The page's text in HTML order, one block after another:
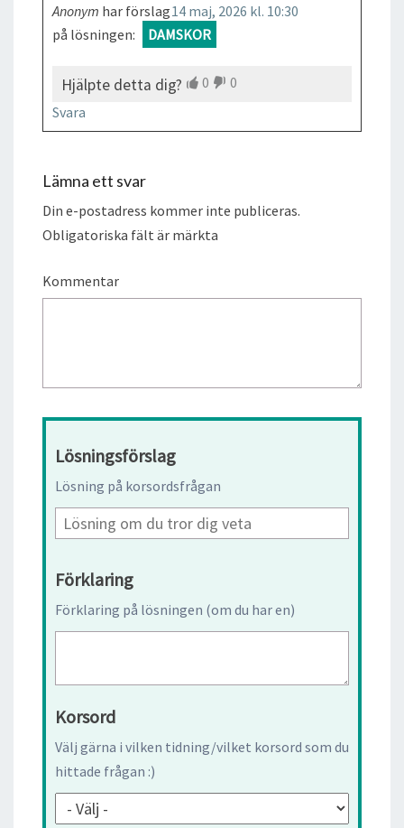
14 maj, 2026 kl. 10:30
Anonym har förslag
på lösningen:
DAMSKOR
Hjälpte detta dig? 0
0
Svara
Lämna ett svar
Din e-postadress kommer inte publiceras.
Obligatoriska fält är märkta
Kommentar
Lösningsförslag
Lösning på korsordsfrågan
Förklaring
Förklaring på lösningen (om du har en)
Korsord
Välj gärna i vilken tidning/vilket korsord som du
hittade frågan :)